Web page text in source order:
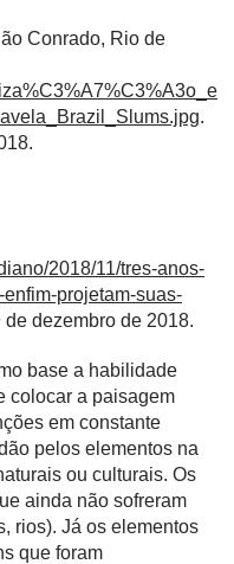
Conrado, Rio de
.
2018/11/tres-anos-
projetam-suas-
de dezembro de 2018.
base a habilidade
colocar a paisagem
em constante
pelos elementos na
ou culturais. Os
ainda não sofreram
rios). Já os elementos
que foram